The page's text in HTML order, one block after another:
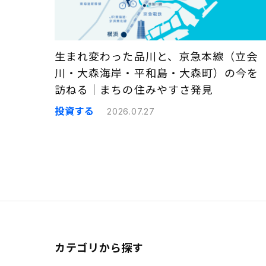
生まれ変わった品川と、京急本線（立会
川・大森海岸・平和島・大森町）の今を
訪ねる｜まちの住みやすさ発見
投資する 2026.07.27
カテゴリから探す